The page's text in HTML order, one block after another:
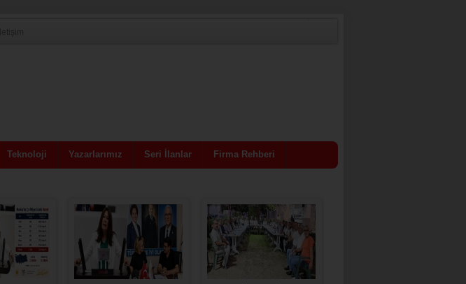
Teknoloji Yazarlarımız Seri İlanlar Firma Rehberi